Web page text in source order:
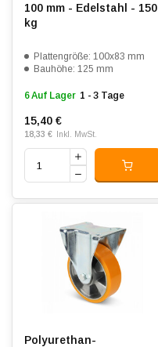
100 mm - Edelstahl - 150
kg
Plattengröße: 100x83 mm
Bauhöhe: 125 mm
6 Auf Lager 1 - 3 Tage
15,40 €
18,33 € Inkl. MwSt.
Polyurethan-